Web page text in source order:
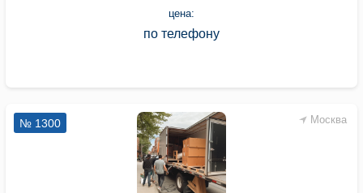
цена:
по телефону
Москва
№ 1300